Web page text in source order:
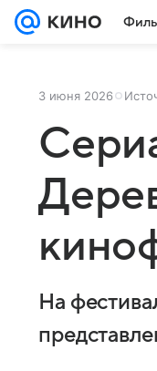
3 июня 2026
На